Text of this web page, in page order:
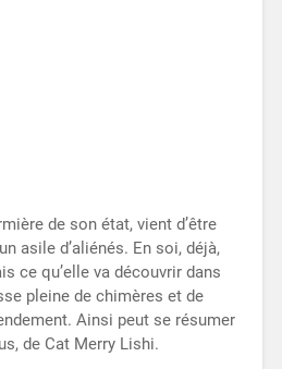
de son état, vient d’être
asile d’aliénés. En soi, déjà,
ce qu’elle va découvrir dans
pleine de chimères et de
Ainsi peut se résumer
de Cat Merry Lishi.